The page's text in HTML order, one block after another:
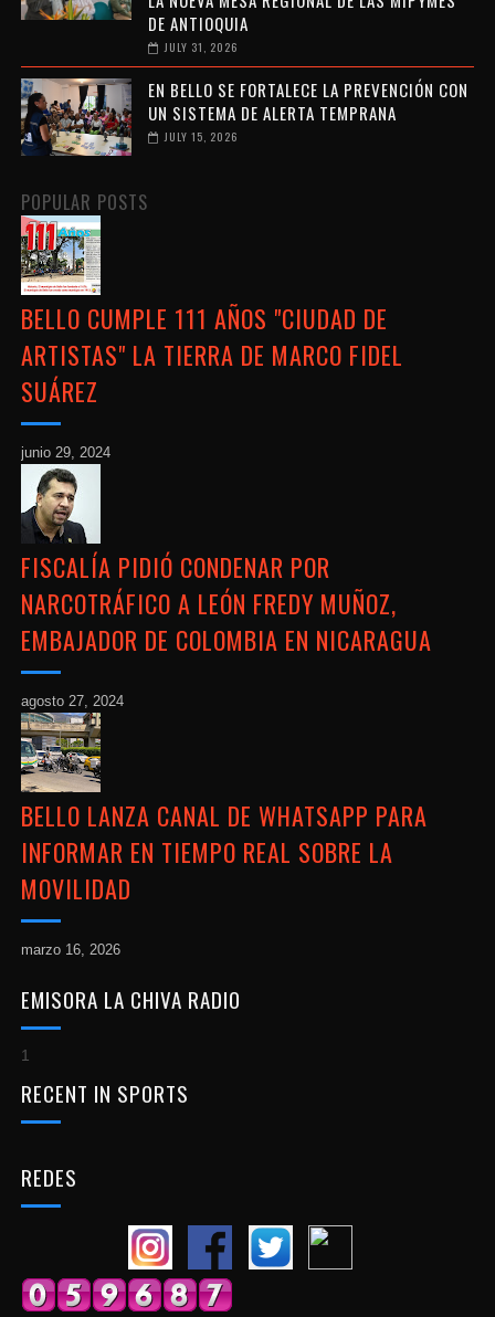
DE ANTIOQUIA
JULY 31, 2026
EN BELLO SE FORTALECE LA PREVENCIÓN CON
UN SISTEMA DE ALERTA TEMPRANA
JULY 15, 2026
POPULAR POSTS
BELLO CUMPLE 111 AÑOS "CIUDAD DE
ARTISTAS" LA TIERRA DE MARCO FIDEL
SUÁREZ
junio 29, 2024
FISCALÍA PIDIÓ CONDENAR POR
NARCOTRÁFICO A LEÓN FREDY MUÑOZ,
EMBAJADOR DE COLOMBIA EN NICARAGUA
agosto 27, 2024
BELLO LANZA CANAL DE WHATSAPP PARA
INFORMAR EN TIEMPO REAL SOBRE LA
MOVILIDAD
marzo 16, 2026
EMISORA LA CHIVA RADIO
1
RECENT IN SPORTS
REDES